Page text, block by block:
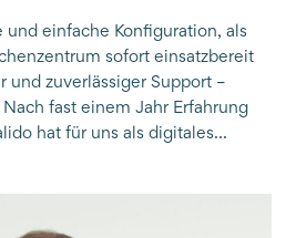
und einfache Konfiguration, als
sofort einsatzbereit
und zuverlässiger Support –
fast einem Jahr Erfahrung
hat für uns als digitales...